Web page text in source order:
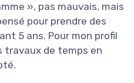
», pas mauvais, mais
pour prendre des
5 ans. Pour mon profil
travaux de temps en